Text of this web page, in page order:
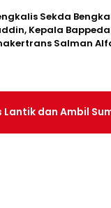
Sekda
Kepala Bappeda
Salman
Lantik dan Ambil